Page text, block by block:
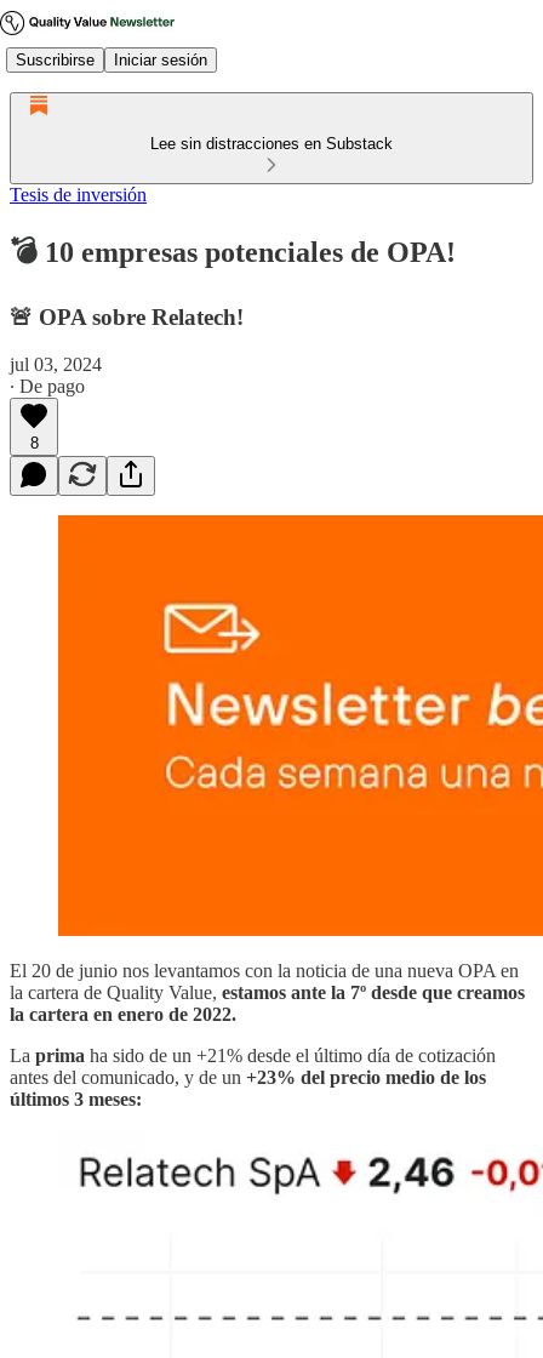
Suscribirse Iniciar sesión
Lee sin distracciones en Substack
Tesis de inversión
💣 10 empresas potenciales de OPA!
🚨 OPA sobre Relatech!
jul 03, 2024
∙ De pago
8
El 20 de junio nos levantamos con la noticia de una nueva OPA en
la cartera de Quality Value, estamos ante la 7º desde que creamos
la cartera en enero de 2022.
La prima ha sido de un +21% desde el último día de cotización
antes del comunicado, y de un +23% del precio medio de los
últimos 3 meses: